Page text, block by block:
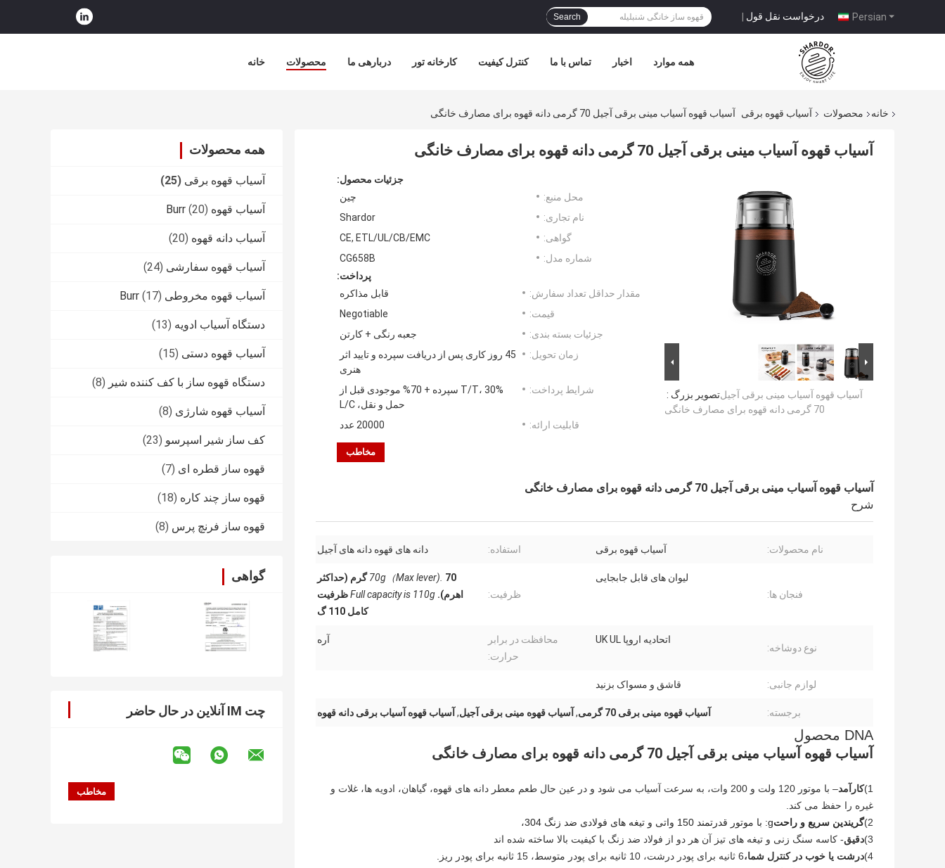
Persian درخواست نقل قول |
Search
خانه محصولات دربارهی ما کارخانه تور کنترل کیفیت تماس با ما اخبار همه موارد
خانه محصولات آسیاب قهوه برقی آسیاب قهوه آسیاب مینی برقی آجیل 70 گرمی دانه قهوه برای مصارف خانگی
همه محصولات
آسیاب قهوه برقی (25)
آسیاب قهوه Burr (20)
آسیاب دانه قهوه (20)
آسیاب قهوه سفارشی (24)
آسیاب قهوه مخروطی Burr (17)
دستگاه آسیاب ادویه (13)
آسیاب قهوه دستی (15)
دستگاه قهوه ساز با کف کننده شیر (8)
آسیاب قهوه شارژی (8)
کف ساز شیر اسپرسو (23)
قهوه ساز قطره ای (7)
قهوه ساز چند کاره (18)
قهوه ساز فرنچ پرس (8)
گواهی
چت IM آنلاین در حال حاضر
آسیاب قهوه آسیاب مینی برقی آجیل 70 گرمی دانه قهوه برای مصارف خانگی
تصویر بزرگ :آسیاب قهوه آسیاب مینی برقی آجیل
70 گرمی دانه قهوه برای مصارف خانگی
جزئیات محصول:
محل منبع:
چین
نام تجاری:
Shardor
گواهی:
CE, ETL/UL/CB/EMC
شماره مدل:
CG658B
پرداخت:
مقدار حداقل تعداد سفارش:
قابل مذاکره
قیمت:
Negotiable
جزئیات بسته بندی:
جعبه رنگی + کارتن
زمان تحویل:
45 روز کاری پس از دریافت سپرده و تایید اثر
هنری
شرایط پرداخت:
T/T، 30% سپرده + 70% موجودی قبل از
حمل و نقل، L/C
قابلیت ارائه:
20000 عدد
مخاطب
آسیاب قهوه آسیاب مینی برقی آجیل 70 گرمی دانه قهوه برای مصارف خانگی
شرح
نام محصولات: آسیاب قهوه برقی استفاده: دانه های قهوه دانه های آجیل
فنجان ها:
لیوان های قابل جابجایی
ظرفیت:
70g（Max lever).70 گرم (حداکثر
اهرم). Full capacity is 110gظرفیت
کامل 110 گ
نوع دوشاخه:
اتحادیه اروپا UK UL
محافظت در برابر
حرارت:
آره
لوازم جانبی: قاشق و مسواک بزنید
برجسته: آسیاب قهوه مینی برقی 70 گرمی , آسیاب قهوه مینی برقی آجیل, آسیاب قهوه آسیاب برقی دانه قهوه
DNA محصول
آسیاب قهوه آسیاب مینی برقی آجیل 70 گرمی دانه قهوه برای مصارف خانگی
1) کارآمد
– با موتور 120 ولت و 200 وات، به سرعت آسیاب می شود و در عین حال طعم معطر دانه های قهوه، گیاهان، ادویه ها، غلات و
غیره را حفظ می کند.
2) گریندین سریع و راحتg: با موتور قدرتمند 150 واتی و تیغه های فولادی ضد زنگ 304،
3) دقیق- کاسه سنگ زنی و تیغه های تیز آن هر دو از فولاد ضد زنگ با کیفیت بالا ساخته شده اند
4) درشت یا خوب در کنترل شما،6 ثانیه برای پودر درشت، 10 ثانیه برای پودر متوسط، 15 ثانیه برای پودر ریز.